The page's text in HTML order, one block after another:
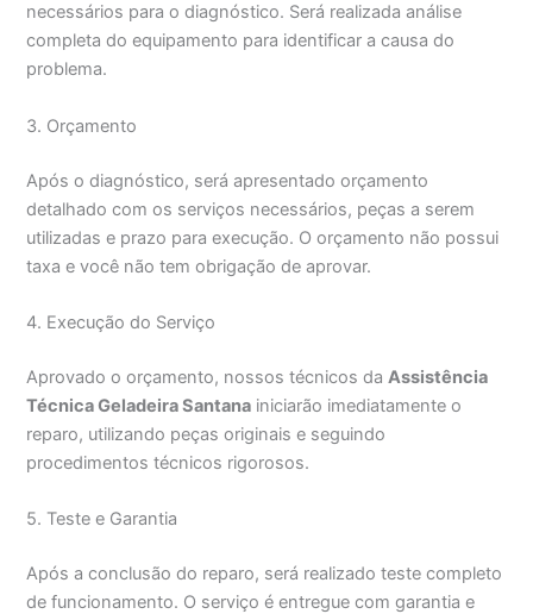
necessários para o diagnóstico. Será realizada análise
completa do equipamento para identificar a causa do
problema.
3. Orçamento
Após o diagnóstico, será apresentado orçamento
detalhado com os serviços necessários, peças a serem
utilizadas e prazo para execução. O orçamento não possui
taxa e você não tem obrigação de aprovar.
4. Execução do Serviço
Aprovado o orçamento, nossos técnicos daAssistência
Técnica Geladeira Santana iniciarão imediatamente o
reparo, utilizando peças originais e seguindo
procedimentos técnicos rigorosos.
5. Teste e Garantia
Após a conclusão do reparo, será realizado teste completo
de funcionamento. O serviço é entregue com garantia e